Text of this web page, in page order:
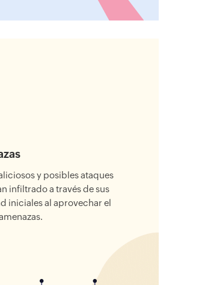
y posibles ataques
infiltrado a través de sus
iniciales al aprovechar el